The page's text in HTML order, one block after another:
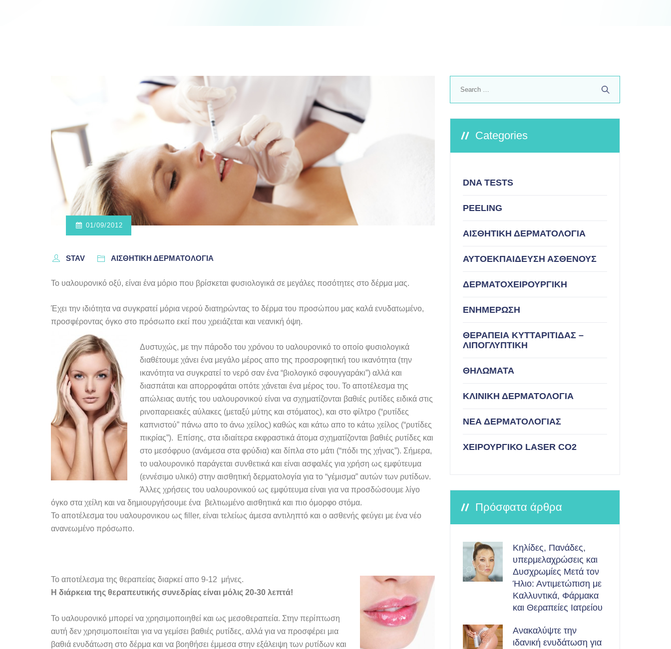
01/09/2012
STAV ΑΙΣΘΗΤΙΚΗ ΔΕΡΜΑΤΟΛΟΓΙΑ
Το υαλουρονικό οξύ, είναι ένα μόριο που βρίσκεται φυσιολογικά σε μεγάλες ποσότητες στο δέρμα μας.
Έχει την ιδιότητα να συγκρατεί μόρια νερού διατηρώντας το δέρμα του προσώπου μας καλά ενυδατωμένο,
προσφέροντας όγκο στο πρόσωπο εκεί που χρειάζεται και νεανική όψη.
Δυστυχώς, με την πάροδο του χρόνου το υαλουρονικό το οποίο φυσιολογικά
διαθέτουμε χάνει ένα μεγάλο μέρος απο της προσροφητική του ικανότητα (την
ικανότητα να συγκρατεί το νερό σαν ένα “βιολογικό σφουγγαράκι”) αλλά και
διασπάται και απορροφάται οπότε χάνεται ένα μέρος του. Το αποτέλεσμα της
απώλειας αυτής του υαλουρονικού είναι να σχηματίζονται βαθιές ρυτίδες ειδικά στις
ρινοπαρειακές αύλακες (μεταξύ μύτης και στόματος), και στο φίλτρο (“ρυτίδες
καπνιστού” πάνω απο το άνω χείλος) καθώς και κάτω απο το κάτω χείλος (“ρυτίδες
πικρίας”). Επίσης, στα ιδιαίτερα εκφραστικά άτομα σχηματίζονται βαθιές ρυτίδες και
στο μεσόφρυο (ανάμεσα στα φρύδια) και δίπλα στο μάτι (“πόδι της χήνας”). Σήμερα,
το υαλουρονικό παράγεται συνθετικά και είναι ασφαλές για χρήση ως εμφύτευμα
(εννέσιμο υλικό) στην αισθητική δερματολογία για το “γέμισμα” αυτών των ρυτίδων.
Άλλες χρήσεις του υαλουρονικού ως εμφύτευμα είναι για να προσδώσουμε λίγο
όγκο στα χείλη και να δημιουργήσουμε ένα βελτιωμένο αισθητικά και πιο όμορφο στόμα.
Το αποτέλεσμα του υαλουρονικου ως filler, είναι τελείως άμεσα αντιληπτό και ο ασθενής φεύγει με ένα νέο
ανανεωμένο πρόσωπο.
Το αποτέλεσμα της θεραπείας διαρκεί απο 9-12 μήνες.
Η διάρκεια της θεραπευτικής συνεδρίας είναι μόλις 20-30 λεπτά!
Το υαλουρονικό μπορεί να χρησιμοποιηθεί και ως μεσοθεραπεία. Στην περίπτωση
αυτή δεν χρησιμοποιείται για να γεμίσει βαθιές ρυτίδες, αλλά για να προσφέρει μια
βαθιά ενυδάτωση στο δέρμα και να βοηθήσει έμμεσα στην εξάλειψη των ρυτίδων και
Categories
DNA TESTS
PEELING
ΑΙΣΘΗΤΙΚΗ ΔΕΡΜΑΤΟΛΟΓΙΑ
ΑΥΤΟΕΚΠΑΙΔΕΥΣΗ ΑΣΘΕΝΟΥΣ
ΔΕΡΜΑΤΟΧΕΙΡΟΥΡΓΙΚΗ
ΕΝΗΜΕΡΩΣΗ
ΘΕΡΑΠΕΙΑ ΚΥΤΤΑΡΙΤΙΔΑΣ –
ΛΙΠΟΓΛΥΠΤΙΚΗ
ΘΗΛΩΜΑΤΑ
ΚΛΙΝΙΚΗ ΔΕΡΜΑΤΟΛΟΓΙΑ
ΝΕΑ ΔΕΡΜΑΤΟΛΟΓΙΑΣ
ΧΕΙΡΟΥΡΓΙΚΟ LASER CO2
Πρόσφατα άρθρα
Κηλίδες, Πανάδες,
υπερμελαχρώσεις και
Δυσχρωμίες Μετά τον
Ήλιο: Αντιμετώπιση με
Καλλυντικά, Φάρμακα
και Θεραπείες Ιατρείου
Ανακαλύψτε την
ιδανική ενυδάτωση για